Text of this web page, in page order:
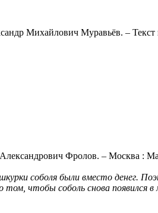
Михайлович Муравьёв. –
Фролов. – Москва :
соболя были вместо денег.
чтобы соболь снова